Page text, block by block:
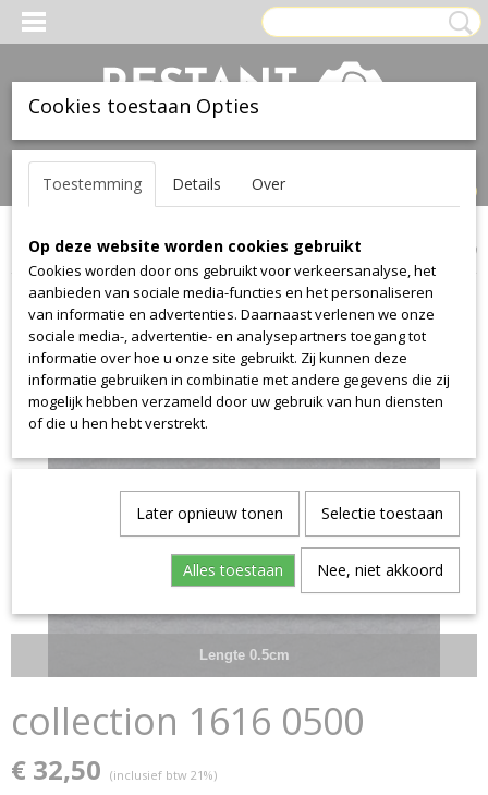
Inloggen Registreren
(0)
Home >Leer>Ohmann>collection 1616>collection 1616 0500
Lengte 0.5cm
collection 1616 0500
€ 32,50 (inclusief btw 21%)
Cookies toestaan Opties
Toestemming Details Over
Op deze website worden cookies gebruikt
Cookies worden door ons gebruikt voor verkeersanalyse, het
aanbieden van sociale media-functies en het personaliseren
van informatie en advertenties. Daarnaast verlenen we onze
sociale media-, advertentie- en analysepartners toegang tot
informatie over hoe u onze site gebruikt. Zij kunnen deze
informatie gebruiken in combinatie met andere gegevens die zij
mogelijk hebben verzameld door uw gebruik van hun diensten
of die u hen hebt verstrekt.
Later opnieuw tonen Selectie toestaan
Alles toestaan Nee, niet akkoord